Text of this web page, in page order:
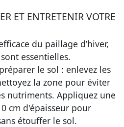
ET ENTRETENIR VOTRE
du paillage d’hiver,
essentielles.
le sol : enlevez les
la zone pour éviter
nutriments. Appliquez une
cm d'épaisseur pour
étouffer le sol.